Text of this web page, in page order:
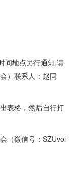
间地点另行通知,请
）联系人：赵同
表格，然后自行打
（微信号：SZUvol